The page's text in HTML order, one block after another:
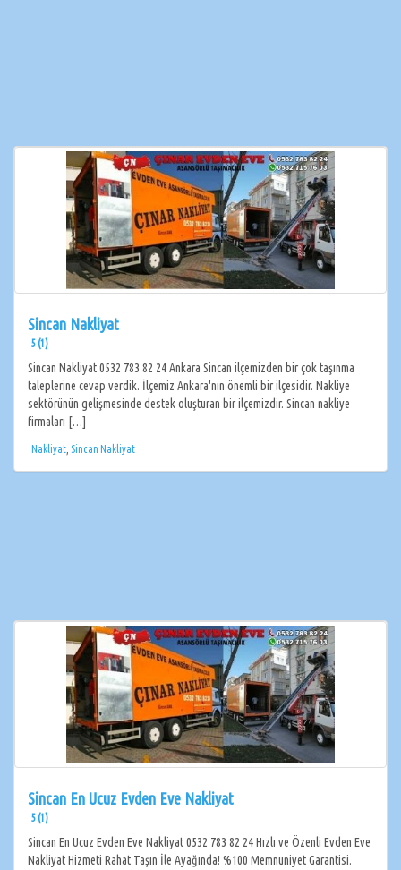
Sincan Nakliyat
5 (1)
Sincan Nakliyat 0532 783 82 24 Ankara Sincan ilçemizden bir çok taşınma
taleplerine cevap verdik. İlçemiz Ankara'nın önemli bir ilçesidir. Nakliye
sektörünün gelişmesinde destek oluşturan bir ilçemizdir. Sincan nakliye
firmaları […]
Nakliyat Sincan Nakliyat
Sincan En Ucuz Evden Eve Nakliyat
5 (1)
Sincan En Ucuz Evden Eve Nakliyat 0532 783 82 24 Hızlı ve Özenli Evden Eve
Nakliyat Hizmeti Rahat Taşın İle Ayağında! %100 Memnuniyet Garantisi.